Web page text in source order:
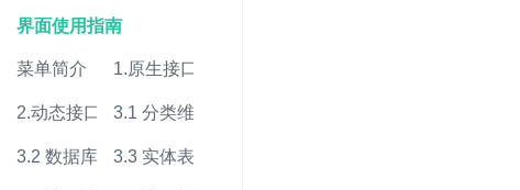
界面使用指南
菜单简介 1.原生接口
2.动态接口 3.1 分类维护
3.2 数据库维护3.3 实体表维护